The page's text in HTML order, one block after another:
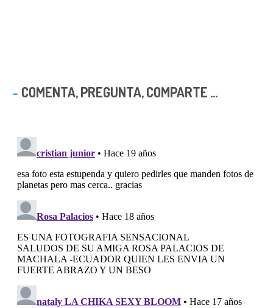
COMENTA, PREGUNTA, COMPARTE ...